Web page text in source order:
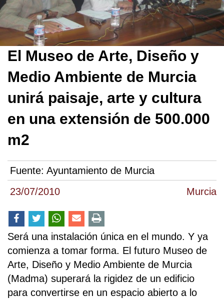
23/07/2010 Murcia
El Museo de Arte, Diseño y
Medio Ambiente de Murcia
unirá paisaje, arte y cultura
en una extensión de 500.000
m2
Fuente: Ayuntamiento de Murcia
Será una instalación única en el mundo. Y ya
comienza a tomar forma. El futuro Museo de
Arte, Diseño y Medio Ambiente de Murcia
(Madma) superará la rigidez de un edificio
para convertirse en un espacio abierto a lo